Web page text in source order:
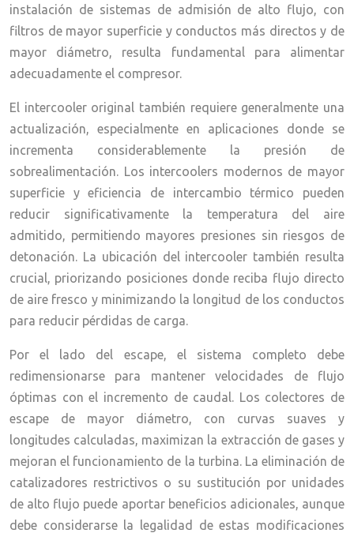
instalación de sistemas de admisión de alto flujo, con
filtros de mayor superficie y conductos más directos y de
mayor diámetro, resulta fundamental para alimentar
adecuadamente el compresor.
El intercooler original también requiere generalmente una
actualización, especialmente en aplicaciones donde se
incrementa considerablemente la presión de
sobrealimentación. Los intercoolers modernos de mayor
superficie y eficiencia de intercambio térmico pueden
reducir significativamente la temperatura del aire
admitido, permitiendo mayores presiones sin riesgos de
detonación. La ubicación del intercooler también resulta
crucial, priorizando posiciones donde reciba flujo directo
de aire fresco y minimizando la longitud de los conductos
para reducir pérdidas de carga.
Por el lado del escape, el sistema completo debe
redimensionarse para mantener velocidades de flujo
óptimas con el incremento de caudal. Los colectores de
escape de mayor diámetro, con curvas suaves y
longitudes calculadas, maximizan la extracción de gases y
mejoran el funcionamiento de la turbina. La eliminación de
catalizadores restrictivos o su sustitución por unidades
de alto flujo puede aportar beneficios adicionales, aunque
debe considerarse la legalidad de estas modificaciones